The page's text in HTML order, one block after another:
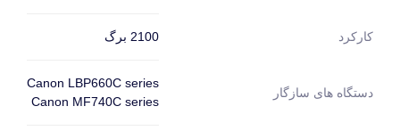
کارکرد 2100 برگ
دستگاه های سازگار
Canon LBP660C series
Canon MF740C series